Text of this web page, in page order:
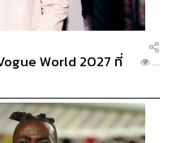
World 2027 ที่
...